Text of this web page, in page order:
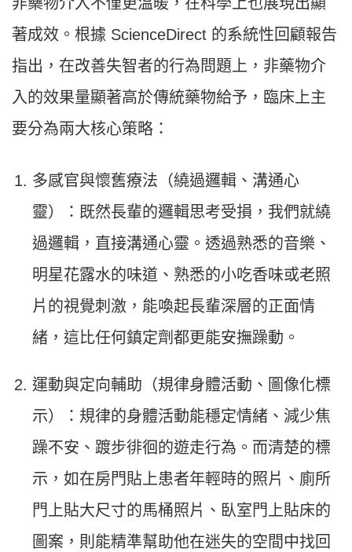
著成效。根據 ScienceDirect 的系統性回顧報告
指出，在改善失智者的行為問題上，非藥物介
入的效果量顯著高於傳統藥物給予，臨床上主
要分為兩大核心策略：
多感官與懷舊療法（繞過邏輯、溝通心
靈）：既然長輩的邏輯思考受損，我們就繞
過邏輯，直接溝通心靈。透過熟悉的音樂、
明星花露水的味道、熟悉的小吃香味或老照
片的視覺刺激，能喚起長輩深層的正面情
緒，這比任何鎮定劑都更能安撫躁動。
運動與定向輔助（規律身體活動、圖像化標
示）：規律的身體活動能穩定情緒、減少焦
躁不安、踱步徘徊的遊走行為。而清楚的標
示，如在房門貼上患者年輕時的照片、廁所
門上貼大尺寸的馬桶照片、臥室門上貼床的
圖案，則能精準幫助他在迷失的空間中找回